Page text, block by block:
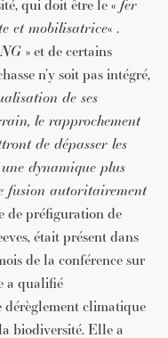
qui doit être le « fer
et mobilisatrice« .
» et de certains
n’y soit pas intégré,
de ses
le rapprochement
de dépasser les
dynamique plus
fusion autoritairement
de préfiguration de
était présent dans
de la conférence sur
a qualifié
climatique
biodiversité. Elle a